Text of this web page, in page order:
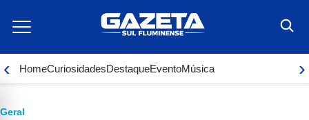
para
conteúdo
‹ HomeCuriosidadesDestaqueEventoMúsica ›
Geral